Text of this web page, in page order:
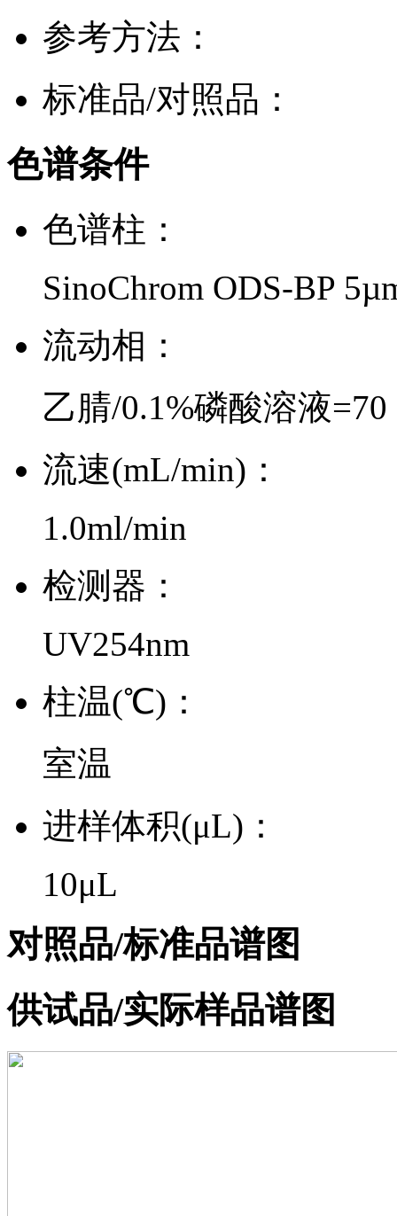
参考方法：
标准品/对照品：
色谱条件
色谱柱：
SinoChrom ODS-BP
流动相：
乙腈/0.1%磷酸溶液=70
流速(mL/min)：
1.0ml/min
检测器：
UV254nm
柱温(℃)：
室温
进样体积(μL)：
10μL
对照品/标准品谱图
供试品/实际样品谱图